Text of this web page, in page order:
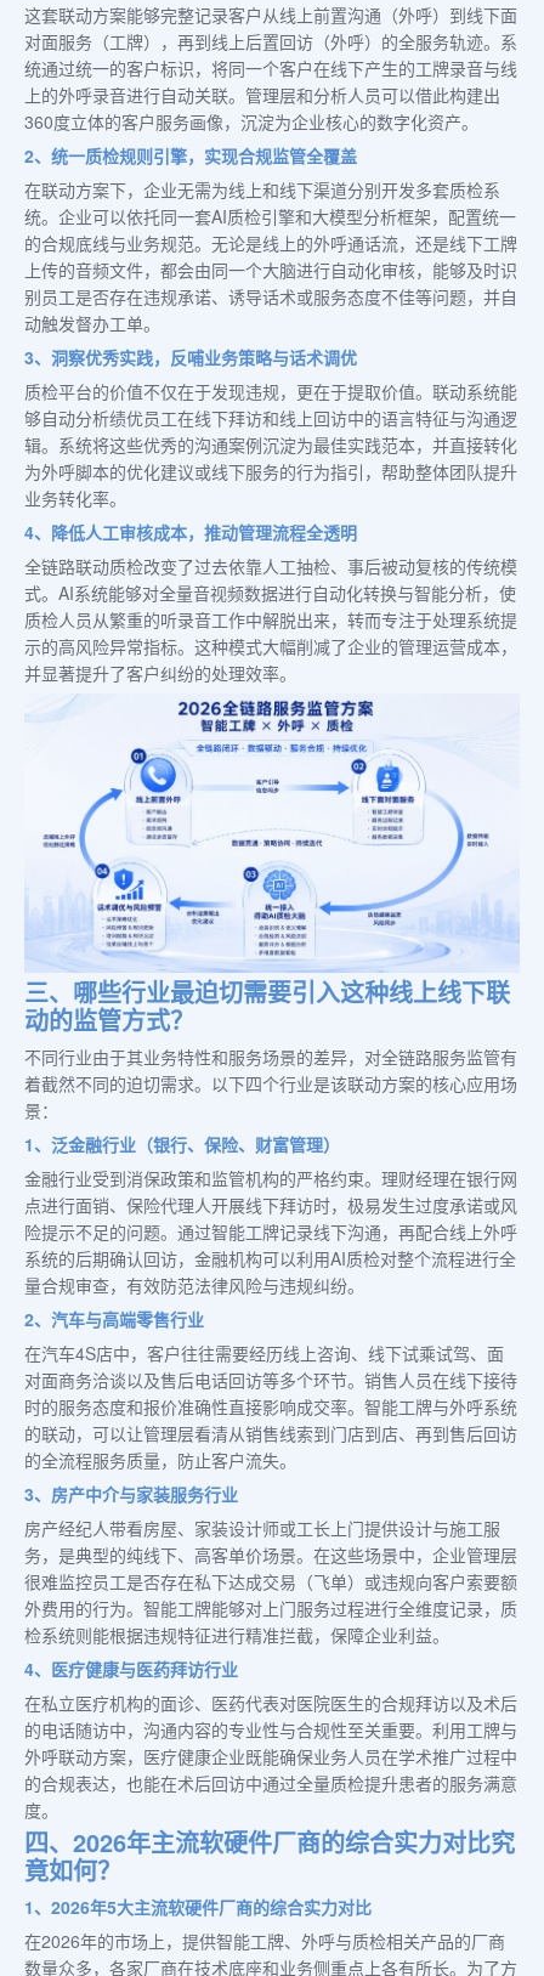
这套联动方案能够完整记录客户从线上前置沟通（外呼）到线下面
对面服务（工牌），再到线上后置回访（外呼）的全服务轨迹。系
统通过统一的客户标识，将同一个客户在线下产生的工牌录音与线
上的外呼录音进行自动关联。管理层和分析人员可以借此构建出
360度立体的客户服务画像，沉淀为企业核心的数字化资产。
2、统一质检规则引擎，实现合规监管全覆盖
在联动方案下，企业无需为线上和线下渠道分别开发多套质检系
统。企业可以依托同一套AI质检引擎和大模型分析框架，配置统一
的合规底线与业务规范。无论是线上的外呼通话流，还是线下工牌
上传的音频文件，都会由同一个大脑进行自动化审核，能够及时识
别员工是否存在违规承诺、诱导话术或服务态度不佳等问题，并自
动触发督办工单。
3、洞察优秀实践，反哺业务策略与话术调优
质检平台的价值不仅在于发现违规，更在于提取价值。联动系统能
够自动分析绩优员工在线下拜访和线上回访中的语言特征与沟通逻
辑。系统将这些优秀的沟通案例沉淀为最佳实践范本，并直接转化
为外呼脚本的优化建议或线下服务的行为指引，帮助整体团队提升
业务转化率。
4、降低人工审核成本，推动管理流程全透明
全链路联动质检改变了过去依靠人工抽检、事后被动复核的传统模
式。AI系统能够对全量音视频数据进行自动化转换与智能分析，使
质检人员从繁重的听录音工作中解脱出来，转而专注于处理系统提
示的高风险异常指标。这种模式大幅削减了企业的管理运营成本，
并显著提升了客户纠纷的处理效率。
三、哪些行业最迫切需要引入这种线上线下联
动的监管方式？
不同行业由于其业务特性和服务场景的差异，对全链路服务监管有
着截然不同的迫切需求。以下四个行业是该联动方案的核心应用场
景：
1、泛金融行业（银行、保险、财富管理）
金融行业受到消保政策和监管机构的严格约束。理财经理在银行网
点进行面销、保险代理人开展线下拜访时，极易发生过度承诺或风
险提示不足的问题。通过智能工牌记录线下沟通，再配合线上外呼
系统的后期确认回访，金融机构可以利用AI质检对整个流程进行全
量合规审查，有效防范法律风险与违规纠纷。
2、汽车与高端零售行业
在汽车4S店中，客户往往需要经历线上咨询、线下试乘试驾、面
对面商务洽谈以及售后电话回访等多个环节。销售人员在线下接待
时的服务态度和报价准确性直接影响成交率。智能工牌与外呼系统
的联动，可以让管理层看清从销售线索到门店到店、再到售后回访
的全流程服务质量，防止客户流失。
3、房产中介与家装服务行业
房产经纪人带看房屋、家装设计师或工长上门提供设计与施工服
务，是典型的纯线下、高客单价场景。在这些场景中，企业管理层
很难监控员工是否存在私下达成交易（飞单）或违规向客户索要额
外费用的行为。智能工牌能够对上门服务过程进行全维度记录，质
检系统则能根据违规特征进行精准拦截，保障企业利益。
4、医疗健康与医药拜访行业
在私立医疗机构的面诊、医药代表对医院医生的合规拜访以及术后
的电话随访中，沟通内容的专业性与合规性至关重要。利用工牌与
外呼联动方案，医疗健康企业既能确保业务人员在学术推广过程中
的合规表达，也能在术后回访中通过全量质检提升患者的服务满意
度。
四、2026年主流软硬件厂商的综合实力对比究
竟如何？
1、2026年5大主流软硬件厂商的综合实力对比
在2026年的市场上，提供智能工牌、外呼与质检相关产品的厂商
数量众多，各家厂商在技术底座和业务侧重点上各有所长。为了方